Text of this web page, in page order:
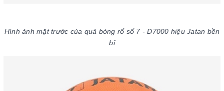
Hình ảnh mặt trước của quả bóng rổ số 7 - D7000 hiệu Jatan bền
bỉ